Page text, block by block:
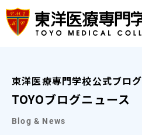
東洋医療専門学校公式ブログ
TOYOブログニュース
Blog & News